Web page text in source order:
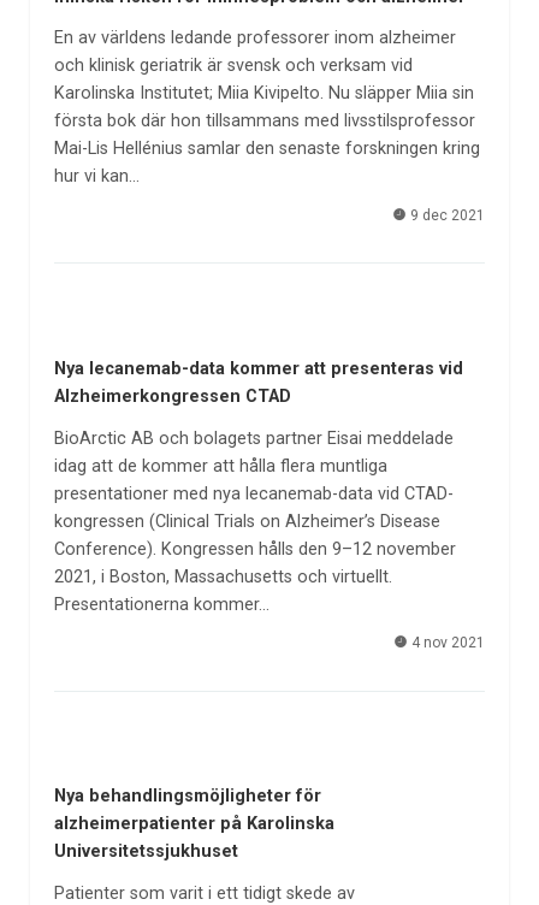
En av världens ledande professorer inom alzheimer
och klinisk geriatrik är svensk och verksam vid
Karolinska Institutet; Miia Kivipelto. Nu släpper Miia sin
första bok där hon tillsammans med livsstilsprofessor
Mai-Lis Hellénius samlar den senaste forskningen kring
hur vi kan…
9 dec 2021
Nya lecanemab-data kommer att presenteras vid
Alzheimerkongressen CTAD
BioArctic AB och bolagets partner Eisai meddelade
idag att de kommer att hålla flera muntliga
presentationer med nya lecanemab-data vid CTAD-
kongressen (Clinical Trials on Alzheimer’s Disease
Conference). Kongressen hålls den 9–12 november
2021, i Boston, Massachusetts och virtuellt.
Presentationerna kommer…
4 nov 2021
Nya behandlingsmöjligheter för
alzheimerpatienter på Karolinska
Universitetssjukhuset
Patienter som varit i ett tidigt skede av